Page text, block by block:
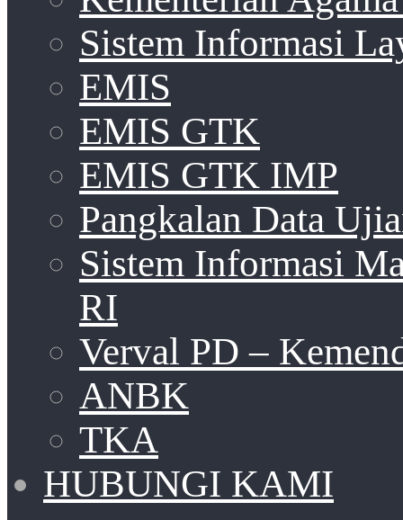
Sistem Informasi
EMIS
EMIS GTK
EMIS GTK IMP
Pangkalan Data
Sistem Informasi
RI
Verval PD –
ANBK
TKA
HUBUNGI KAMI